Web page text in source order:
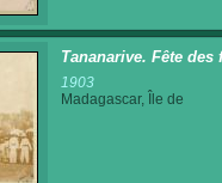
Tananarive. Fête des
1903
Madagascar, Île de